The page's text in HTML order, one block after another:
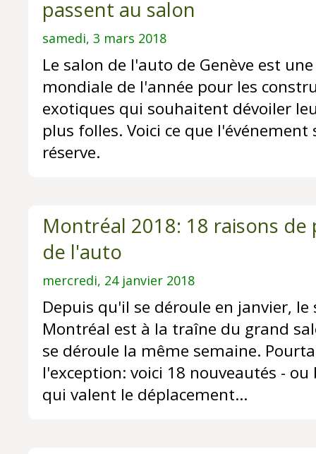
passent au salon
samedi, 3 mars 2018
Le salon de l'auto de Genève est
mondiale de l'année pour les
exotiques qui souhaitent dévoiler
plus folles. Voici ce que l'événement
réserve.
Montréal 2018: 18 raisons de
de l'auto
mercredi, 24 janvier 2018
Depuis qu'il se déroule en janvier,
Montréal est à la traîne du grand
se déroule la même semaine.
l'exception: voici 18 nouveautés -
qui valent le déplacement...